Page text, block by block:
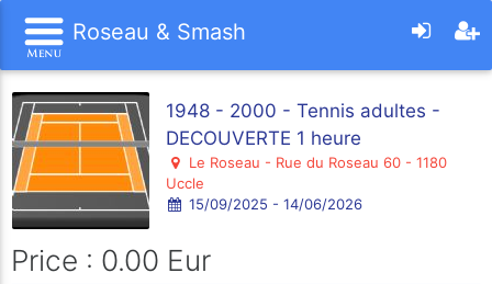
Roseau & Smash
1948 - 2000 - Tennis adultes -
DECOUVERTE 1 heure
Le Roseau - Rue du Roseau 60 - 1180
Uccle
15/09/2025 - 14/06/2026
Price : 0.00 Eur